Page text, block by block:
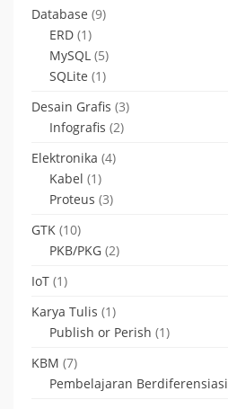
Database (9)
ERD (1)
MySQL (5)
SQLite (1)
Desain Grafis (3)
Infografis (2)
Elektronika (4)
Kabel (1)
Proteus (3)
GTK (10)
PKB/PKG (2)
IoT (1)
Karya Tulis (1)
Publish or Perish (1)
KBM (7)
Pembelajaran Berdiferensiasi